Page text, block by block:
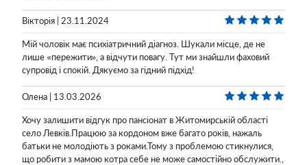
Вікторія | 23.11.2024
Мій чоловік має психіатричний діагноз. Шукали місце, де не
лише «пережити», а відчути повагу. Тут ми знайшли фаховий
супровід і спокій. Дякуємо за гідний підхід!
Олена | 13.03.2026
Хочу залишити відгук про пансіонат в Житомирській області
село Левків.Працюю за кордоном вже багато років, нажаль
батьки не молодіють з роками.Тому з проблемою стикнулися,
що робити з мамою котра себе не може самостійно обслужити.,